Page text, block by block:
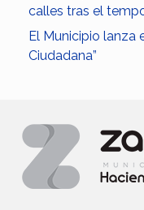
calles tras el
El Municipio lanza
Ciudadana”